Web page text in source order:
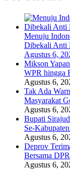
Menuju
Dibekali Anti
Agustus 6,
Mikson
WPR hingga
Agustus 6,
Tak Ada
Masyarakat
Agustus 6,
Bupati
Se-
Agustus 6,
Deprov
Bersama
Agustus 6,